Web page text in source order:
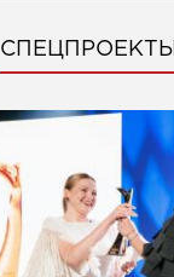
СПЕЦПРОЕКТЫ